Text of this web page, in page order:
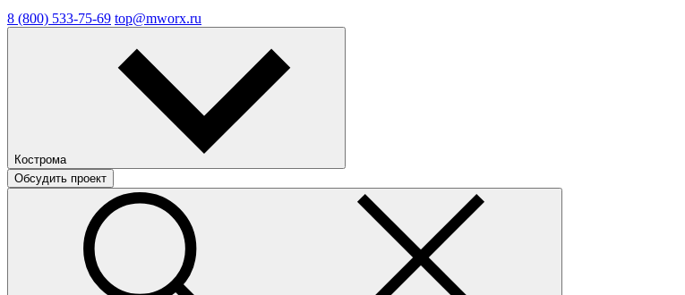
8 (800) 533-75-69 top@mworx.ru
Кострома
Обсудить проект